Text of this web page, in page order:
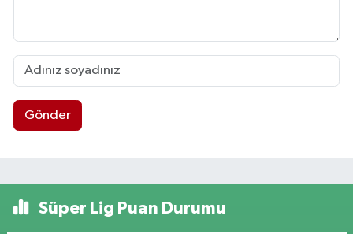
Gönder
Süper Lig Puan Durumu